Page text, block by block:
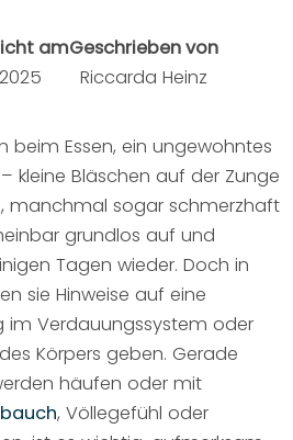
amGeschrieben von
Riccarda Heinz
beim Essen, ein ungewohntes
kleine Bläschen auf der Zunge
manchmal sogar schmerzhaft
grundlos auf und
Tagen wieder. Doch in
sie Hinweise auf eine
im Verdauungssystem oder
Körpers geben. Gerade
häufen oder mit
, Völlegefühl oder